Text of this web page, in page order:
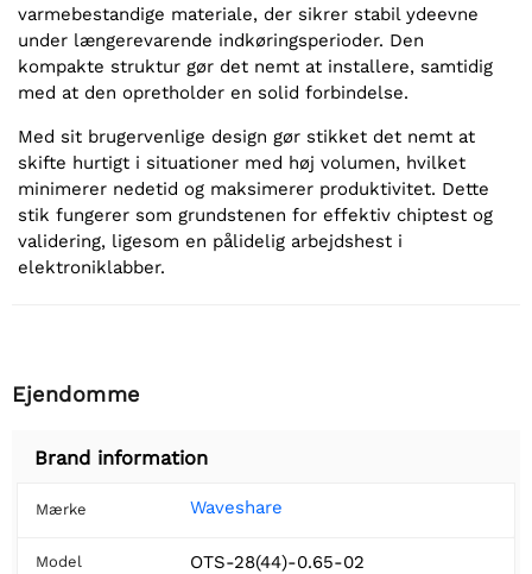
varmebestandige materiale, der sikrer stabil ydeevne
under længerevarende indkøringsperioder. Den
kompakte struktur gør det nemt at installere, samtidig
med at den opretholder en solid forbindelse.
Med sit brugervenlige design gør stikket det nemt at
skifte hurtigt i situationer med høj volumen, hvilket
minimerer nedetid og maksimerer produktivitet. Dette
stik fungerer som grundstenen for effektiv chiptest og
validering, ligesom en pålidelig arbejdshest i
elektroniklabber.
Ejendomme
Brand information
Mærke Waveshare
Model OTS-28(44)-0.65-02